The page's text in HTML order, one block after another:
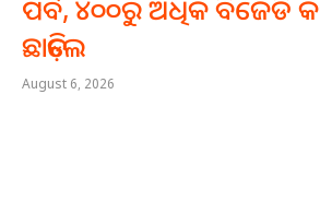
ପର୍ବ, ୪୦୦ରୁ ଅଧିକ ବିଜେଡି
ଛାଡ଼ିଲେ
August 6, 2026